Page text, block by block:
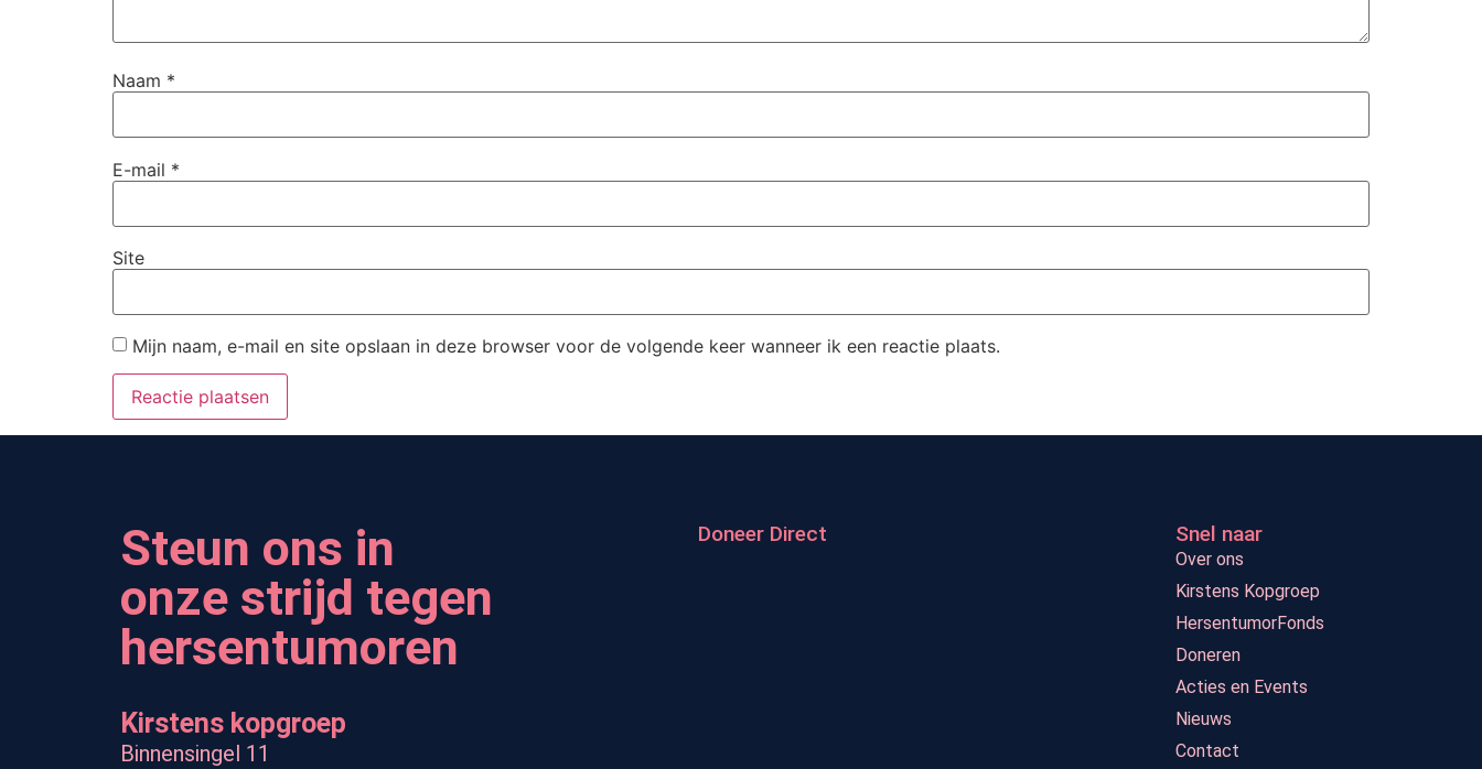
Naam *
E-mail *
Site
Mijn naam, e-mail en site opslaan in deze browser voor de volgende keer wanneer ik een reactie plaats.
Steun ons in
onze strijd tegen
hersentumoren
Kirstens kopgroep
Binnensingel 11
Doneer Direct Snel naar
Over ons
Kirstens Kopgroep
HersentumorFonds
Doneren
Acties en Events
Nieuws
Contact